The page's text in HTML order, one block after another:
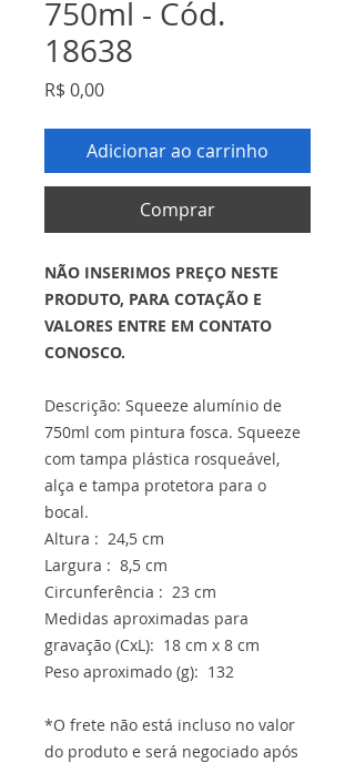
750ml - Cód.
18638
R$ 0,00Preço
Adicionar ao carrinho
Comprar
NÃO INSERIMOS PREÇO NESTE
PRODUTO, PARA COTAÇÃO E
VALORES ENTRE EM CONTATO
CONOSCO.
Descrição: Squeeze alumínio de
750ml com pintura fosca. Squeeze
com tampa plástica rosqueável,
alça e tampa protetora para o
bocal.
Altura : 24,5 cm
Largura : 8,5 cm
Circunferência : 23 cm
Medidas aproximadas para
gravação (CxL): 18 cm x 8 cm
Peso aproximado (g): 132
*O frete não está incluso no valor
do produto e será negociado após